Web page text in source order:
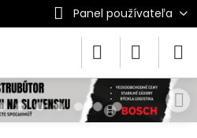
Panel používateľa